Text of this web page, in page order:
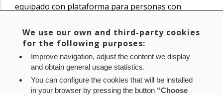
equipado con plataforma para personas con
para personas sordas, señalización en braille,
audiodescripciones y sistemas de lectura fácil,
garantizando así una atención inclusiva para toda
la ciudadanía.
We use our own and third-party cookies
for the following purposes:
Improve navigation, adjust the content we display
and obtain general usage statistics.
You can configure the cookies that will be installed
in your browser by pressing the button “Choose